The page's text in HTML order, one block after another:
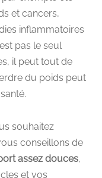
et cancers,
inflammatoires
pas le seul
il peut tout de
du poids peut
souhaitez
conseillons de
assez douces,
et vos